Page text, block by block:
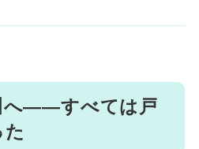
へ――すべては戸